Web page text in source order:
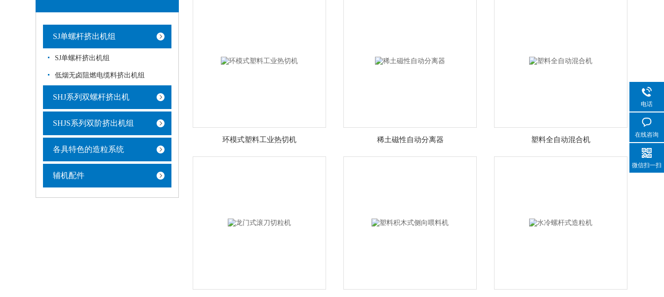
SJ单螺杆挤出机组
SJ单螺杆挤出机组
低烟无卤阻燃电缆料挤出机组
SHJ系列双螺杆挤出机
SHJS系列双阶挤出机组
各具特色的造粒系统
辅机配件
环模式塑料工业热切机 稀土磁性自动分离器 塑料全自动混合机
电话
在线咨询
微信扫一扫